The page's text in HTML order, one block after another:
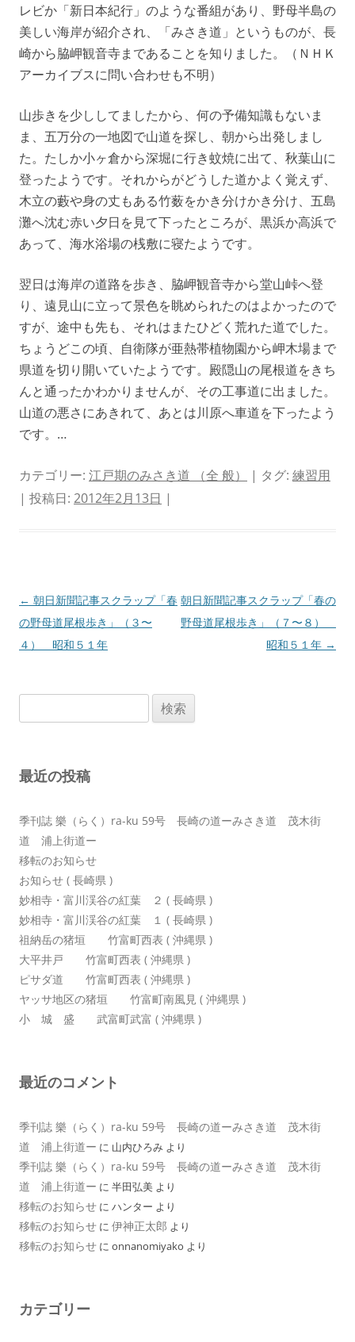
レビか「新日本紀行」のような番組があり、野母半島の
美しい海岸が紹介され、「みさき道」というものが、長
崎から脇岬観音寺まであることを知りました。（ＮＨＫ
アーカイブスに問い合わせも不明）
山歩きを少ししてましたから、何の予備知識もないま
ま、五万分の一地図で山道を探し、朝から出発しまし
た。たしか小ヶ倉から深堀に行き蚊焼に出て、秋葉山に
登ったようです。それからがどうした道かよく覚えず、
木立の藪や身の丈もある竹薮をかき分けかき分け、五島
灘へ沈む赤い夕日を見て下ったところが、黒浜か高浜で
あって、海水浴場の桟敷に寝たようです。
翌日は海岸の道路を歩き、脇岬観音寺から堂山峠へ登
り、遠見山に立って景色を眺められたのはよかったので
すが、途中も先も、それはまたひどく荒れた道でした。
ちょうどこの頃、自衛隊が亜熱帯植物園から岬木場まで
県道を切り開いていたようです。殿隠山の尾根道をきち
んと通ったかわかりませんが、その工事道に出ました。
山道の悪さにあきれて、あとは川原へ車道を下ったよう
です。…
カテゴリー: 江戸期のみさき道 （全 般） | タグ: 練習用
| 投稿日: 2012年2月13日 |
投
稿
ナ
ン
← 朝日新聞記事スクラップ「春
の野母道尾根歩き」（３〜
４） 昭和５１年
朝日新聞記事スクラップ「春の
野母道尾根歩き」（７〜８）
昭和５１年 →
索:
最近の投稿
季刊誌 樂（らく）ra-ku 59号 長崎の道ーみさき道 茂木街
道 浦上街道ー
移転のお知らせ
お知らせ ( 長崎県 )
妙相寺・富川渓谷の紅葉 ２ ( 長崎県 )
妙相寺・富川渓谷の紅葉 １ ( 長崎県 )
祖納岳の猪垣 竹富町西表 ( 沖縄県 )
大平井戸 竹富町西表 ( 沖縄県 )
ピサダ道 竹富町西表 ( 沖縄県 )
ヤッサ地区の猪垣 竹富町南風見 ( 沖縄県 )
小 城 盛 武富町武富 ( 沖縄県 )
最近のコメント
季刊誌 樂（らく）ra-ku 59号 長崎の道ーみさき道 茂木街
道 浦上街道ー に 山内ひろみ より
季刊誌 樂（らく）ra-ku 59号 長崎の道ーみさき道 茂木街
道 浦上街道ー に 半田弘美 より
移転のお知らせ に ハンター より
移転のお知らせ に 伊神正太郎 より
移転のお知らせ に onnanomiyako より
カテゴリー